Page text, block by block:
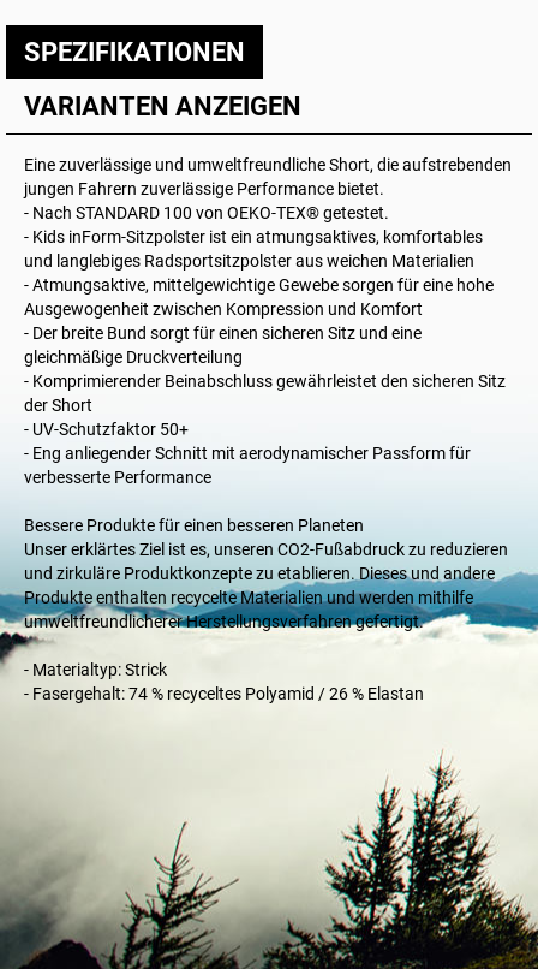
SPEZIFIKATIONEN
VARIANTEN ANZEIGEN
Eine zuverlässige und umweltfreundliche Short, die aufstrebenden
jungen Fahrern zuverlässige Performance bietet.
- Nach STANDARD 100 von OEKO-TEX® getestet.
- Kids inForm-Sitzpolster ist ein atmungsaktives, komfortables
und langlebiges Radsportsitzpolster aus weichen Materialien
- Atmungsaktive, mittelgewichtige Gewebe sorgen für eine hohe
Ausgewogenheit zwischen Kompression und Komfort
- Der breite Bund sorgt für einen sicheren Sitz und eine
gleichmäßige Druckverteilung
- Komprimierender Beinabschluss gewährleistet den sicheren Sitz
der Short
- UV-Schutzfaktor 50+
- Eng anliegender Schnitt mit aerodynamischer Passform für
verbesserte Performance
Bessere Produkte für einen besseren Planeten
Unser erklärtes Ziel ist es, unseren CO2-Fußabdruck zu reduzieren
und zirkuläre Produktkonzepte zu etablieren. Dieses und andere
Produkte enthalten recycelte Materialien und werden mithilfe
umweltfreundlicherer Herstellungsverfahren gefertigt.
- Materialtyp: Strick
- Fasergehalt: 74 % recyceltes Polyamid / 26 % Elastan